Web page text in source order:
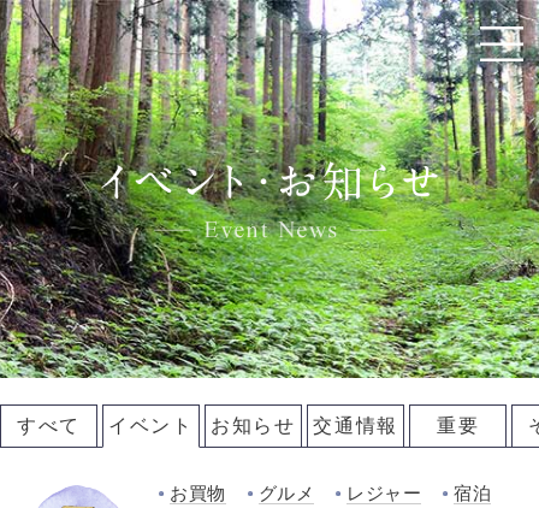
すべて イベント お知らせ 交通情報 重要
お買物 グルメ レジャー 宿泊